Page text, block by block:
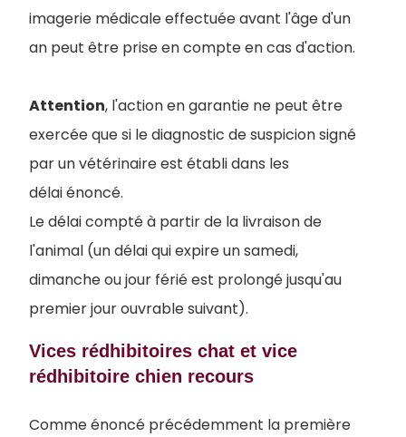
imagerie médicale effectuée avant l'âge d'un
an peut être prise en compte en cas d'action.
Attention, l'action en garantie ne peut être
exercée que si le diagnostic de suspicion signé
par un vétérinaire est établi dans les
délai énoncé.
Le délai compté à partir de la livraison de
l'animal (un délai qui expire un samedi,
dimanche ou jour férié est prolongé jusqu'au
premier jour ouvrable suivant).
Vices rédhibitoires chat et vice
rédhibitoire chien recours
Comme énoncé précédemment la première